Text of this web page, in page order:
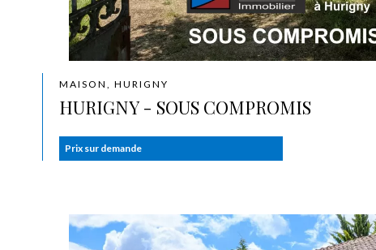
MAISON, HURIGNY
HURIGNY - SOUS COMPROMIS
Prix sur demande